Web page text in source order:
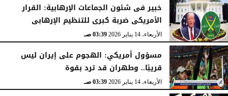
خبير فى شئون الجماعات الإرهابية: القرار
الأمريكى ضربة كبرى للتنظيم الإرهابى
الأربعاء، 14 يناير 2026 03:39 صـ
مسؤول أمريكي: الهجوم على إيران ليس
قريبًا.. وطهران قد ترد بقوة
الأربعاء، 14 يناير 2026 03:39 صـ